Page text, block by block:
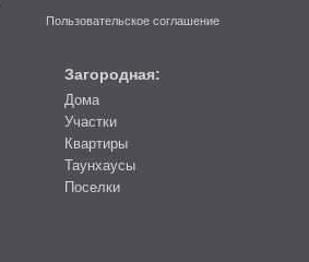
Пользовательское соглашение
Загородная:
Дома
Участки
Квартиры
Таунхаусы
Поселки